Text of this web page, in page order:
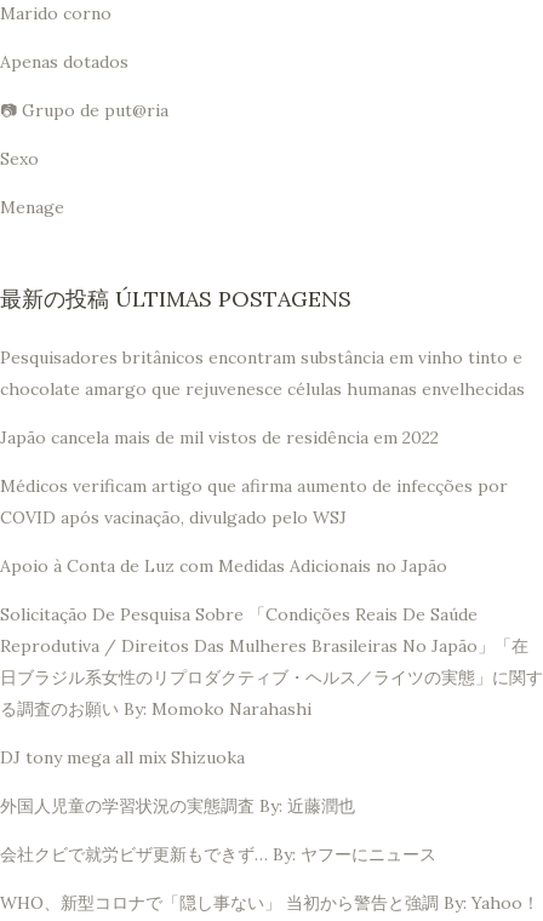
Marido corno
Apenas dotados
📷 Grupo de put@ria
Sexo
Menage
最新の投稿 ÚLTIMAS POSTAGENS
Pesquisadores britânicos encontram substância em vinho tinto e
chocolate amargo que rejuvenesce células humanas envelhecidas
Japão cancela mais de mil vistos de residência em 2022
Médicos verificam artigo que afirma aumento de infecções por
COVID após vacinação, divulgado pelo WSJ
Apoio à Conta de Luz com Medidas Adicionais no Japão
Solicitação De Pesquisa Sobre 「Condições Reais De Saúde
Reprodutiva / Direitos Das Mulheres Brasileiras No Japão」「在
日ブラジル系女性のリプロダクティブ・ヘルス／ライツの実態」に関す
る調査のお願い By: Momoko Narahashi
DJ tony mega all mix Shizuoka
外国人児童の学習状況の実態調査 By: 近藤潤也
会社クビで就労ビザ更新もできず… By: ヤフーにニュース
WHO、新型コロナで「隠し事ない」 当初から警告と強調 By: Yahoo！